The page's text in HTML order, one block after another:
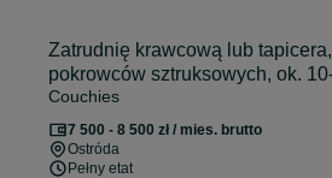
Zatrudnię krawcową lub
pokrowców sztruksowych, ok.
miesiącu płatne za cały etat
Couchies
7 500 - 8 500 zł / mies. brutto
Ostróda
Pełny etat